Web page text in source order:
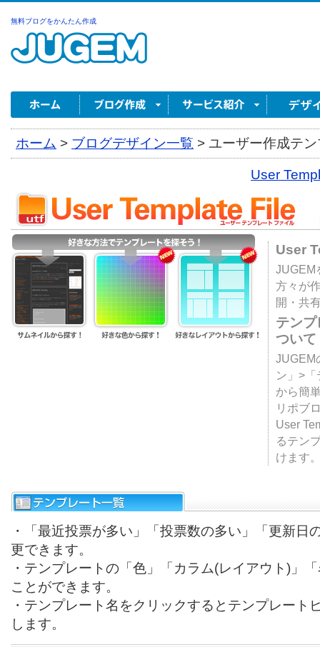
無料ブログをかんたん作成
ホーム > ブログデザイン一覧 > ユーザー作成テ
User
User
JUGEM
方々が
開・共
テン
ついて
JUGEM
ン」>
から簡
リポブ
User
るテン
けます
・「最近投票が多い」「投票数の多い」「更新日
更できます。
・テンプレートの「色」「カラム(レイアウト)」
ことができます。
・テンプレート名をクリックするとテンプレート
します。